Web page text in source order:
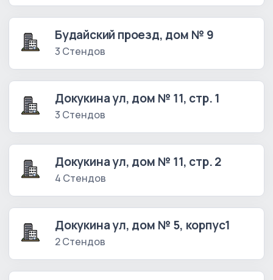
Будайский проезд, дом № 9
3 Стендов
Докукина ул, дом № 11, стр. 1
3 Стендов
Докукина ул, дом № 11, стр. 2
4 Стендов
Докукина ул, дом № 5, корпус1
2 Стендов